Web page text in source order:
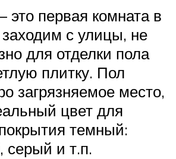
это первая комната в
с улицы, не
для отделки пола
плитку. Пол
загрязняемое место,
цвет для
темный:
серый и т.п.